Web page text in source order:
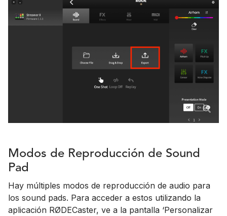
Modos de Reproducción de Sound
Pad
Hay múltiples modos de reproducción de audio para
los sound pads. Para acceder a estos utilizando la
aplicación RØDECaster, ve a la pantalla ‘Personalizar